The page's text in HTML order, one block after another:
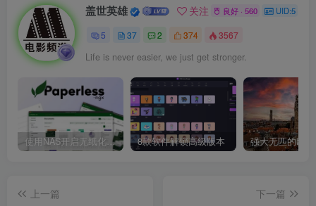
盖世英雄 关注 良好 · 560 UID:5
5 37 2 374 3567
Life is never easier, we just get stronger.
使用NAS开启无纸化办公，Docker部署开源文档管理系统『Paperless-ngx』 8款软件解锁高级版本
上一篇
下一篇